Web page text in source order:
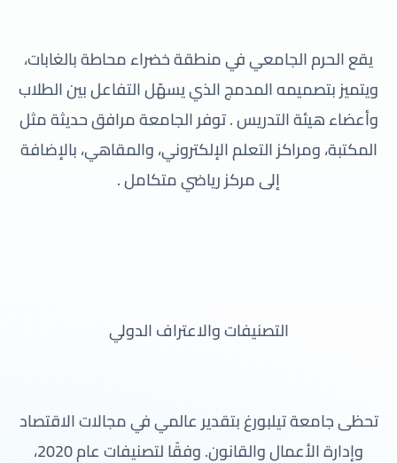
يقع الحرم الجامعي في منطقة خضراء محاطة بالغابات،
ويتميز بتصميمه المدمج الذي يسهّل التفاعل بين الطلاب
وأعضاء هيئة التدريس . توفر الجامعة مرافق حديثة مثل
المكتبة، ومراكز التعلم الإلكتروني، والمقاهي، بالإضافة
إلى مركز رياضي متكامل .
التصنيفات والاعتراف الدولي
تحظى جامعة تيلبورغ بتقدير عالمي في مجالات الاقتصاد
وإدارة الأعمال والقانون. وفقًا لتصنيفات عام 2020،